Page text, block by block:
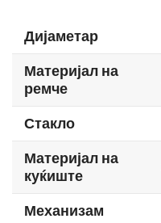
Дијаметар
Материјал на
ремче
Стакло
Материјал на
куќиште
Механизам